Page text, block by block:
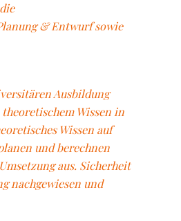
& Entwurf sowie
Ausbildung
Wissen in
Wissen auf
und berechnen
aus. Sicherheit
nachgewiesen und